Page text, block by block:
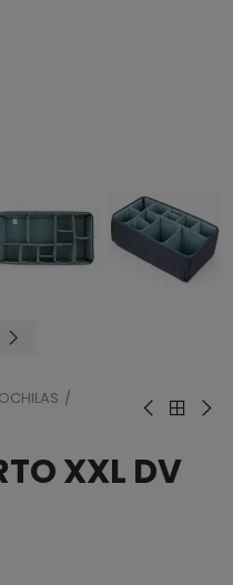
XXL DV